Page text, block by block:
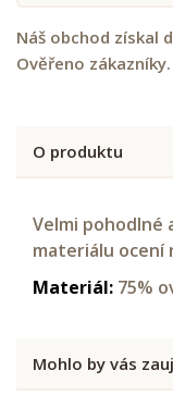
Náš obchod získal
Ověřeno zákazníky.
O produktu
Velmi pohodlné
materiálu ocení
Materiál: 75%
Mohlo by vás